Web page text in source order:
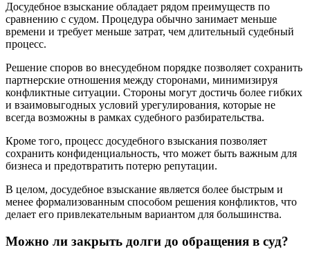
Досудебное взыскание обладает рядом преимуществ по
сравнению с судом. Процедура обычно занимает меньше
времени и требует меньше затрат, чем длительный судебный
процесс.
Решение споров во внесудебном порядке позволяет сохранить
партнерские отношения между сторонами, минимизируя
конфликтные ситуации. Стороны могут достичь более гибких
и взаимовыгодных условий урегулирования, которые не
всегда возможны в рамках судебного разбирательства.
Кроме того, процесс досудебного взыскания позволяет
сохранить конфиденциальность, что может быть важным для
бизнеса и предотвратить потерю репутации.
В целом, досудебное взыскание является более быстрым и
менее формализованным способом решения конфликтов, что
делает его привлекательным вариантом для большинства.
Можно ли закрыть долги до обращения в суд?